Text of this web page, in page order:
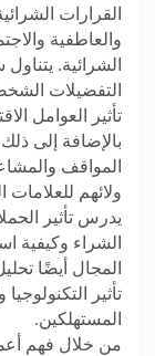
القرارات
والعاطفية
الشرائية.
التفضيلات
تأثير العوامل
بالإضافة إلى
المواقف
ولائهم
يدرس تأثير
الشراء وكيفية
المجال أيضًا
تأثير
المستهلكين.
من خلال فهم